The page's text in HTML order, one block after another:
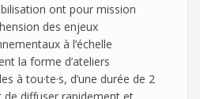
ont pour mission
des enjeux
à l’échelle
la forme d’ateliers
à tou·te·s, d’une durée de 2